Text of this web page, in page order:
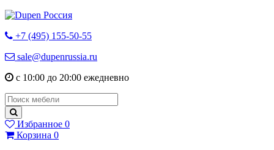
+7 (495) 155-50-55
sale@dupenrussia.ru
с 10:00 до 20:00 ежедневно
Избранное 0
Корзина 0